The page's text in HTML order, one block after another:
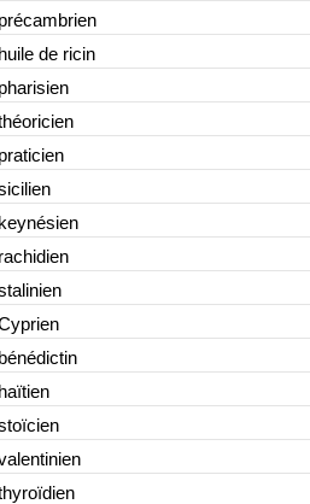
précambrien
huile de ricin
pharisien
praticien
keynésien
rachidien
bénédictin
haïtien